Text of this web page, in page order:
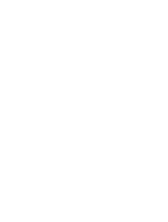
イギリス入国時に必須とな